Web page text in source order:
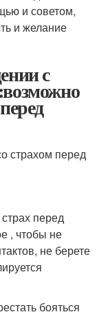
и советом,
и желание
с
страхом перед
перед
, чтобы не
не берете
бояться